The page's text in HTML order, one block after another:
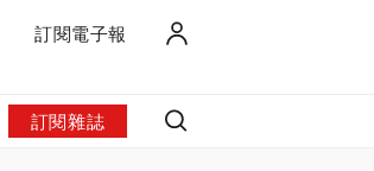
訂閱電子報
訂閱雜誌